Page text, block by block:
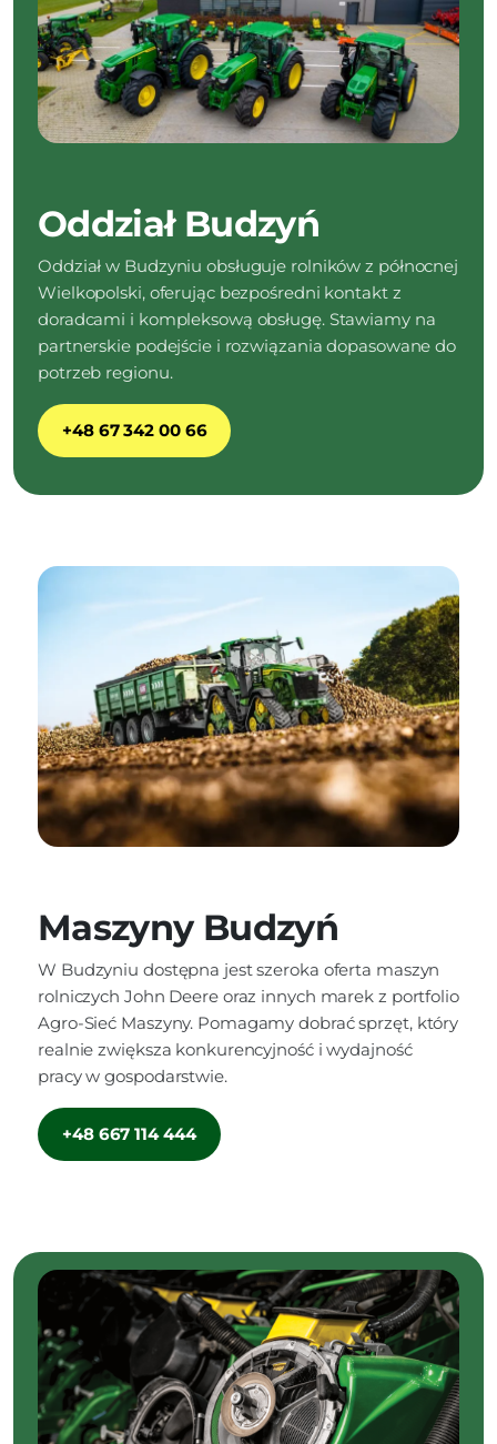
Oddział Budzyń
Oddział w Budzyniu obsługuje rolników z północnej
Wielkopolski, oferując bezpośredni kontakt z
doradcami i kompleksową obsługę. Stawiamy na
partnerskie podejście i rozwiązania dopasowane do
potrzeb regionu.
+48 67 342 00 66
Maszyny Budzyń
W Budzyniu dostępna jest szeroka oferta maszyn
rolniczych John Deere oraz innych marek z portfolio
Agro-Sieć Maszyny. Pomagamy dobrać sprzęt, który
realnie zwiększa konkurencyjność i wydajność
pracy w gospodarstwie.
+48 667 114 444